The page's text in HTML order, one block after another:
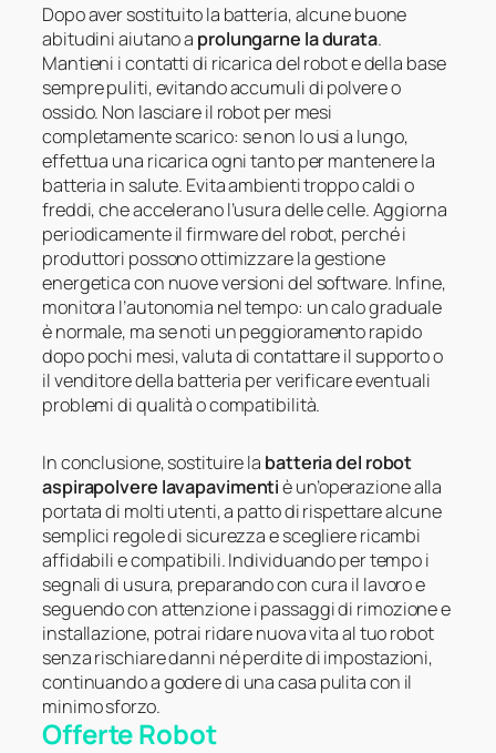
Dopo aver sostituito la batteria, alcune buone
abitudini aiutano a prolungarne la durata.
Mantieni i contatti di ricarica del robot e della base
sempre puliti, evitando accumuli di polvere o
ossido. Non lasciare il robot per mesi
completamente scarico: se non lo usi a lungo,
effettua una ricarica ogni tanto per mantenere la
batteria in salute. Evita ambienti troppo caldi o
freddi, che accelerano l’usura delle celle. Aggiorna
periodicamente il firmware del robot, perché i
produttori possono ottimizzare la gestione
energetica con nuove versioni del software. Infine,
monitora l’autonomia nel tempo: un calo graduale
è normale, ma se noti un peggioramento rapido
dopo pochi mesi, valuta di contattare il supporto o
il venditore della batteria per verificare eventuali
problemi di qualità o compatibilità.
In conclusione, sostituire la batteria del robot
aspirapolvere lavapavimentiè un’operazione alla
portata di molti utenti, a patto di rispettare alcune
semplici regole di sicurezza e scegliere ricambi
affidabili e compatibili. Individuando per tempo i
segnali di usura, preparando con cura il lavoro e
seguendo con attenzione i passaggi di rimozione e
installazione, potrai ridare nuova vita al tuo robot
senza rischiare danni né perdite di impostazioni,
continuando a godere di una casa pulita con il
minimo sforzo.
Offerte Robot